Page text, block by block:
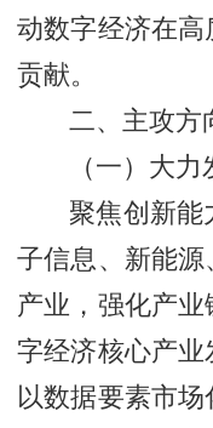
动数字经济在
贡献。
二、主攻方
（一）大
聚焦创新能
子信息、新能
产业，强化产
字经济核心产
以数据要素市